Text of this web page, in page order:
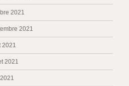
2021
2021
2021
2021